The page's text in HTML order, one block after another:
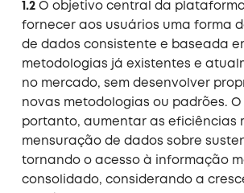
1.2 O objetivo central da
fornecer aos usuários uma forma
de dados consistente e baseada
metodologias já existentes e
no mercado, sem desenvolver
novas metodologias ou padrões.
portanto, aumentar as eficiências
mensuração de dados sobre
tornando o acesso à informação
consolidado, considerando a